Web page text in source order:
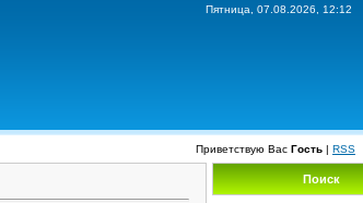
Пятница, 07.08.2026, 12:12
Приветствую Вас Гость | RSS
Поиск